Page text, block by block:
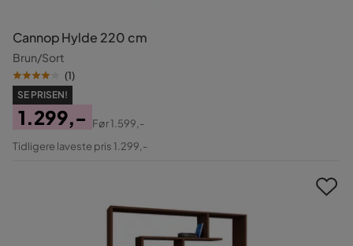
Cannop Hylde 220 cm
Brun/Sort
(1)
SE PRISEN!
Pris
1.299,-
Original
Før1.599,-
Tidligere laveste pris 1.299,-